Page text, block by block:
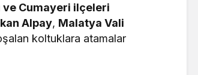
ve Cumayeri ilçeleri
Alpay, Malatya Vali
koltuklara atamalar